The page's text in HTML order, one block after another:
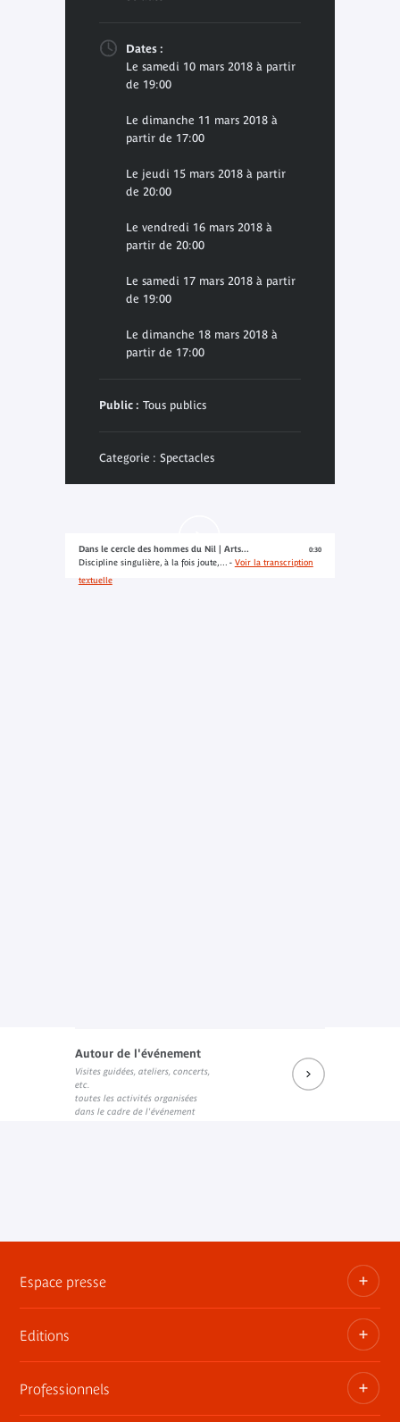
Dates :
Le samedi 10 mars 2018 à partir
de 19:00
Le dimanche 11 mars 2018 à
partir de 17:00
Le jeudi 15 mars 2018 à partir
de 20:00
Le vendredi 16 mars 2018 à
partir de 20:00
Le samedi 17 mars 2018 à partir
de 19:00
Le dimanche 18 mars 2018 à
partir de 17:00
Public : Tous publics
Categorie : Spectacles
Dans le cercle des hommes du Nil | Arts...
Discipline singulière, à la fois joute,... - Voir la transcription
textuelle
0:30
Autour de l'événement
Visites guidées, ateliers, concerts,
etc.
toutes les activités organisées
dans le cadre de l'événement
Espace presse
Dossiers, communiqués, bandes annonces
Contact presse
Editions
Les publications du musée
Professionnels